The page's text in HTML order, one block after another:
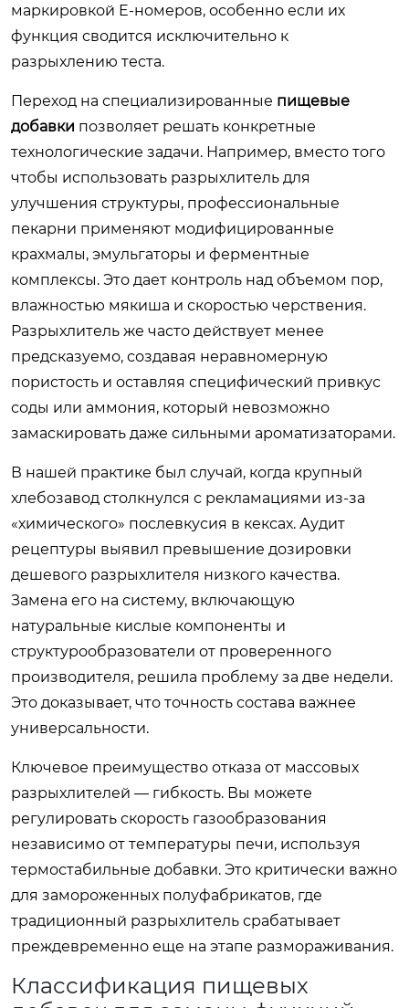
маркировкой E-номеров, особенно если их
функция сводится исключительно к
разрыхлению теста.
Переход на специализированные пищевые
добавки позволяет решать конкретные
технологические задачи. Например, вместо того
чтобы использовать разрыхлитель для
улучшения структуры, профессиональные
пекарни применяют модифицированные
крахмалы, эмульгаторы и ферментные
комплексы. Это дает контроль над объемом пор,
влажностью мякиша и скоростью черствения.
Разрыхлитель же часто действует менее
предсказуемо, создавая неравномерную
пористость и оставляя специфический привкус
соды или аммония, который невозможно
замаскировать даже сильными ароматизаторами.
В нашей практике был случай, когда крупный
хлебозавод столкнулся с рекламациями из-за
«химического» послевкусия в кексах. Аудит
рецептуры выявил превышение дозировки
дешевого разрыхлителя низкого качества.
Замена его на систему, включающую
натуральные кислые компоненты и
структурообразователи от проверенного
производителя, решила проблему за две недели.
Это доказывает, что точность состава важнее
универсальности.
Ключевое преимущество отказа от массовых
разрыхлителей — гибкость. Вы можете
регулировать скорость газообразования
независимо от температуры печи, используя
термостабильные добавки. Это критически важно
для замороженных полуфабрикатов, где
традиционный разрыхлитель срабатывает
преждевременно еще на этапе размораживания.
Классификация пищевых